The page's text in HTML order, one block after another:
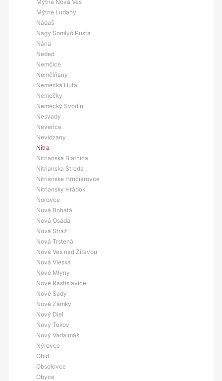
Mýtna Nová Ves
Mýtne Ludany
Nádaš
Nagy Somlyó Pusta
Nána
Neded
Nemčice
Nemčiňany
Nemecká Huta
Nemečky
Nemecký Svodín
Nesvady
Neverice
Nevidzany
Nitra
Nitrianska Blatnica
Nitrianska Streda
Nitrianske Hrnčiarovce
Nitriansky Hrádok
Norovce
Nová Bohatá
Nová Osada
Nová Stráž
Nová Trstená
Nová Ves nad Žitavou
Nová Vieska
Nové Mlyny
Nové Rastislavice
Nové Sady
Nové Zámky
Nový Diel
Nový Tekov
Nový Vadalmáš
Nýrovce
Obid
Obsolovce
Obyce